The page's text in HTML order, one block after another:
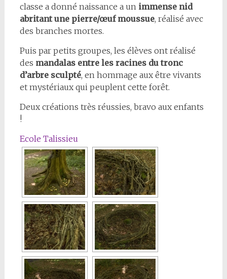
classe a donné naissance a un immense nid
abritant une pierre/œuf moussue, réalisé avec
des branches mortes.
Puis par petits groupes, les élèves ont réalisé
des mandalas entre les racines du tronc
d’arbre sculpté, en hommage aux être vivants
et mystériaux qui peuplent cette forêt.
Deux créations très réussies, bravo aux enfants
!
Ecole Talissieu